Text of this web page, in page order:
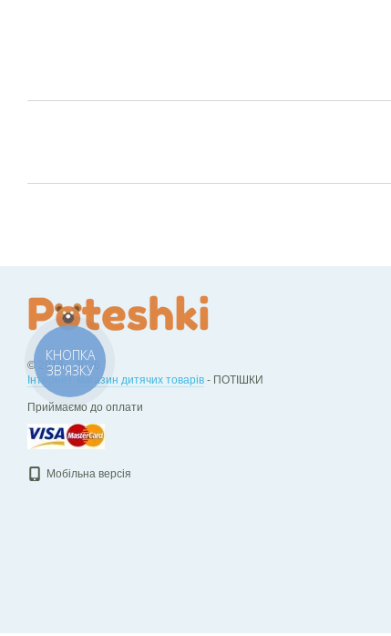
© 2018—2026
Інтернет-магазин дитячих товарів - ПОТІШКИ
Приймаємо до оплати
Мобільна версія
КНОПКА
ЗВ'ЯЗКУ